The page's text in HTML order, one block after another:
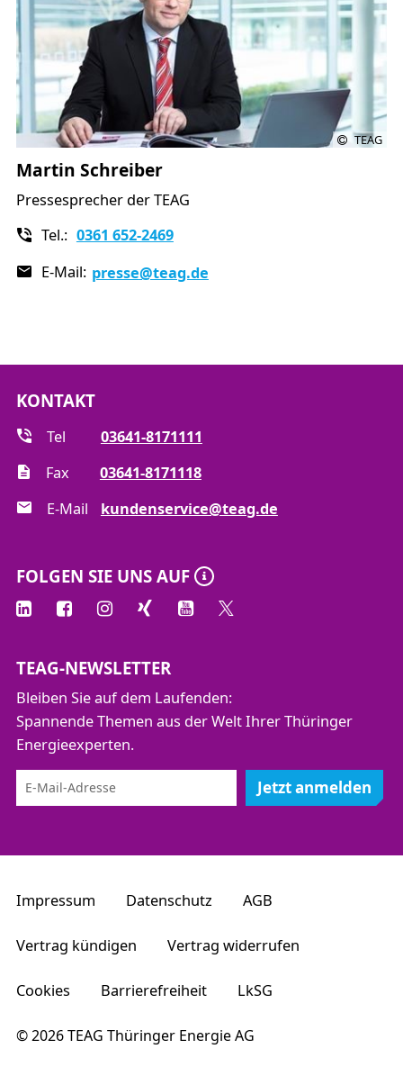
TEAG
Martin Schreiber
Pressesprecher der TEAG
Tel.: 0361 652-2469
E-Mail: presse@teag.de
KONTAKT
Tel
03641-8171111
Fax
03641-8171118
E-Mail
kundenservice@teag.de
FOLGEN SIE UNS AUF
TEAG-NEWSLETTER
Bleiben Sie auf dem Laufenden:
Spannende Themen aus der Welt Ihrer Thüringer
Energieexperten.
Jetzt anmelden
Impressum Datenschutz AGB
Vertrag kündigen Vertrag widerrufen
Cookies Barrierefreiheit LkSG
© 2026 TEAG Thüringer Energie AG